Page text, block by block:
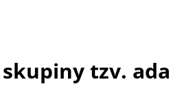
tzv.